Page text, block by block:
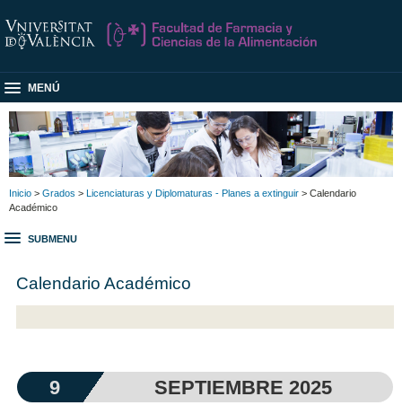
MENÚ
Inicio > Grados > Licenciaturas y Diplomaturas - Planes a extinguir > Calendario
Académico
SUBMENU
Calendario Académico
9 SEPTIEMBRE 2025